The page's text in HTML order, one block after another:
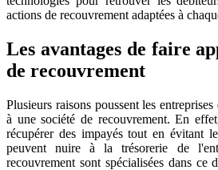
actions de recouvrement adaptées à
Les avantages de faire
de recouvrement
Plusieurs raisons poussent les
à une société de recouvrement. En
récupérer des impayés tout en évitant
peuvent nuire à la trésorerie de
recouvrement sont spécialisées dans ce